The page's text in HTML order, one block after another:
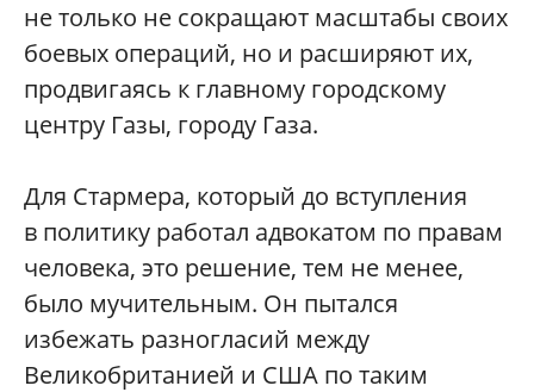
не только не сокращают масштабы своих
боевых операций, но и расширяют их,
продвигаясь к главному городскому
центру Газы, городу Газа.
Для Стармера, который до вступления
в политику работал адвокатом по правам
человека, это решение, тем не менее,
было мучительным. Он пытался
избежать разногласий между
Великобританией и США по таким